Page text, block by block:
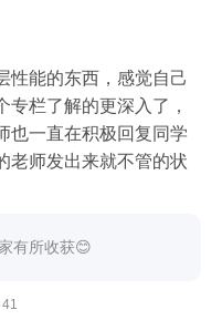
性能的东西，感觉自己
栏了解的更深入了，
也一直在积极回复同学
老师发出来就不管的状
有所收获😊
41